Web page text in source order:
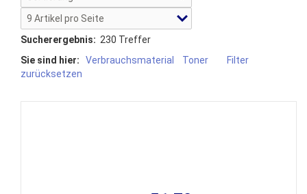
Sucherergebnis: 230 Treffer
Sie sind hier:
Verbrauchsmaterial Toner
Filter
zurücksetzen